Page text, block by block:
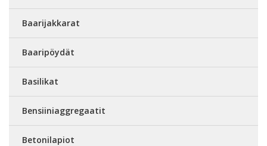
Baarijakkarat
Baaripöydät
Basilikat
Bensiiniaggregaatit
Betonilapiot